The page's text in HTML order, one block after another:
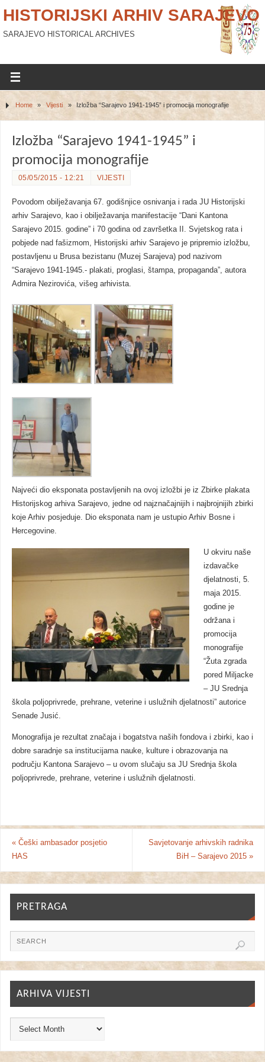
HISTORIJSKI ARHIV SARAJEVO
SARAJEVO HISTORICAL ARCHIVES
Home » Vijesti » Izložba “Sarajevo 1941-1945” i promocija monografije
Izložba “Sarajevo 1941-1945” i
promocija monografije
05/05/2015 - 12:21 VIJESTI
Povodom obilježavanja 67. godišnjice osnivanja i rada JU Historijski
arhiv Sarajevo, kao i obilježavanja manifestacije “Dani Kantona
Sarajevo 2015. godine” i 70 godina od završetka II. Svjetskog rata i
pobjede nad fašizmom, Historijski arhiv Sarajevo je pripremio izložbu,
postavljenu u Brusa bezistanu (Muzej Sarajeva) pod nazivom
“Sarajevo 1941-1945.- plakati, proglasi, štampa, propaganda”, autora
Admira Nezirovića, višeg arhivista.
Najveći dio eksponata postavljenih na ovoj izložbi je iz Zbirke plakata
Historijskog arhiva Sarajevo, jedne od najznačajnijih i najbrojnijih zbirki
koje Arhiv posjeduje. Dio eksponata nam je ustupio Arhiv Bosne i
Hercegovine.
U okviru naše
izdavačke
djelatnosti, 5.
maja 2015.
godine je
održana i
promocija
monografije
“Žuta zgrada
pored Miljacke
– JU Srednja
škola poljoprivrede, prehrane, veterine i uslužnih djelatnosti” autorice
Senade Jusić.
Monografija je rezultat značaja i bogatstva naših fondova i zbirki, kao i
dobre saradnje sa institucijama nauke, kulture i obrazovanja na
području Kantona Sarajevo – u ovom slučaju sa JU Srednja škola
poljoprivrede, prehrane, veterine i uslužnih djelatnosti.
«Češki ambasador posjetio
HAS
Savjetovanje arhivskih radnika
BiH – Sarajevo 2015»
PRETRAGA
ARHIVA VIJESTI